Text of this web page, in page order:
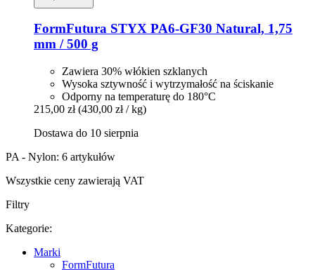
FormFutura STYX PA6-​GF30 Natural, 1,75
mm / 500 g
Zawiera 30% włókien szklanych
Wysoka sztywność i wytrzymałość na ściskanie
Odporny na temperaturę do 180°C
215,00 zł (430,00 zł / kg)
Dostawa do 10 sierpnia
PA - Nylon: 6 artykułów
Wszystkie ceny zawierają VAT
Filtry
Kategorie:
Marki
FormFutura